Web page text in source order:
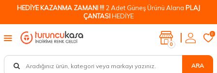
HEDİYE KAZANMA ZAMANI !!! 2 Adet Güneş Ürünü Alana PLAJ
ÇANTASIHEDİYE
ARA
0
0